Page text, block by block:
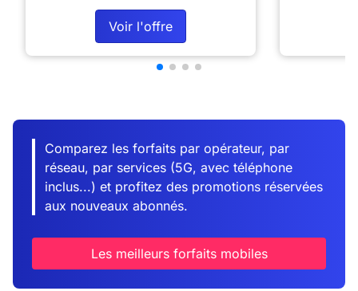
Voir l'offre
Comparez les forfaits par opérateur, par
réseau, par services (5G, avec téléphone
inclus...) et profitez des promotions réservées
aux nouveaux abonnés.
Les meilleurs forfaits mobiles